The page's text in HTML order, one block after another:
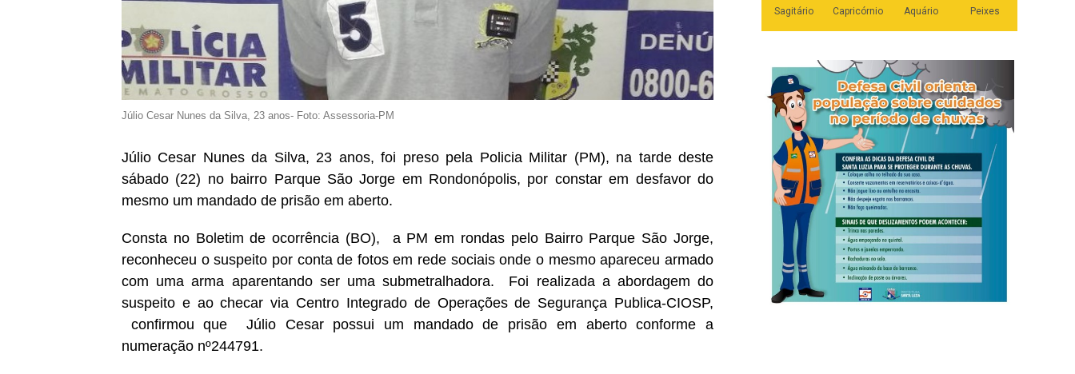
Júlio Cesar Nunes da Silva, 23 anos- Foto: Assessoria-PM
Júlio Cesar Nunes da Silva, 23 anos, foi preso pela Policia Militar (PM), na tarde deste
sábado (22) no bairro Parque São Jorge em Rondonópolis, por constar em desfavor do
mesmo um mandado de prisão em aberto.
Consta no Boletim de ocorrência (BO), a PM em rondas pelo Bairro Parque São Jorge,
reconheceu o suspeito por conta de fotos em rede sociais onde o mesmo apareceu armado
com uma arma aparentando ser uma submetralhadora. Foi realizada a abordagem do
suspeito e ao checar via Centro Integrado de Operações de Segurança Publica-CIOSP,
confirmou que Júlio Cesar possui um mandado de prisão em aberto conforme a
numeração nº244791.